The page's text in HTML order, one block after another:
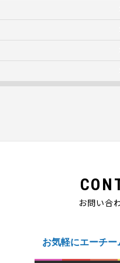
お問い合
お気軽にエーチー